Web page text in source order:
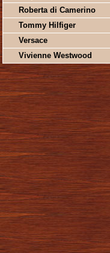
Roberta di Camerino
Tommy Hilfiger
Versace
Vivienne Westwood